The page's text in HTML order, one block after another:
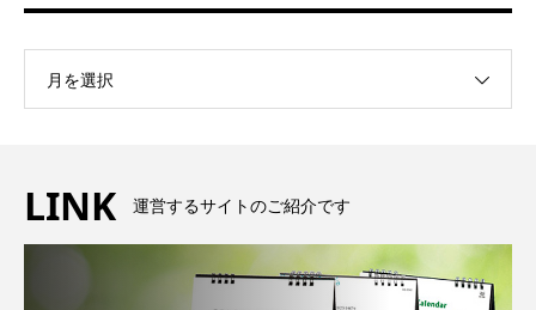
月を選択
LINK 運営するサイトのご紹介です